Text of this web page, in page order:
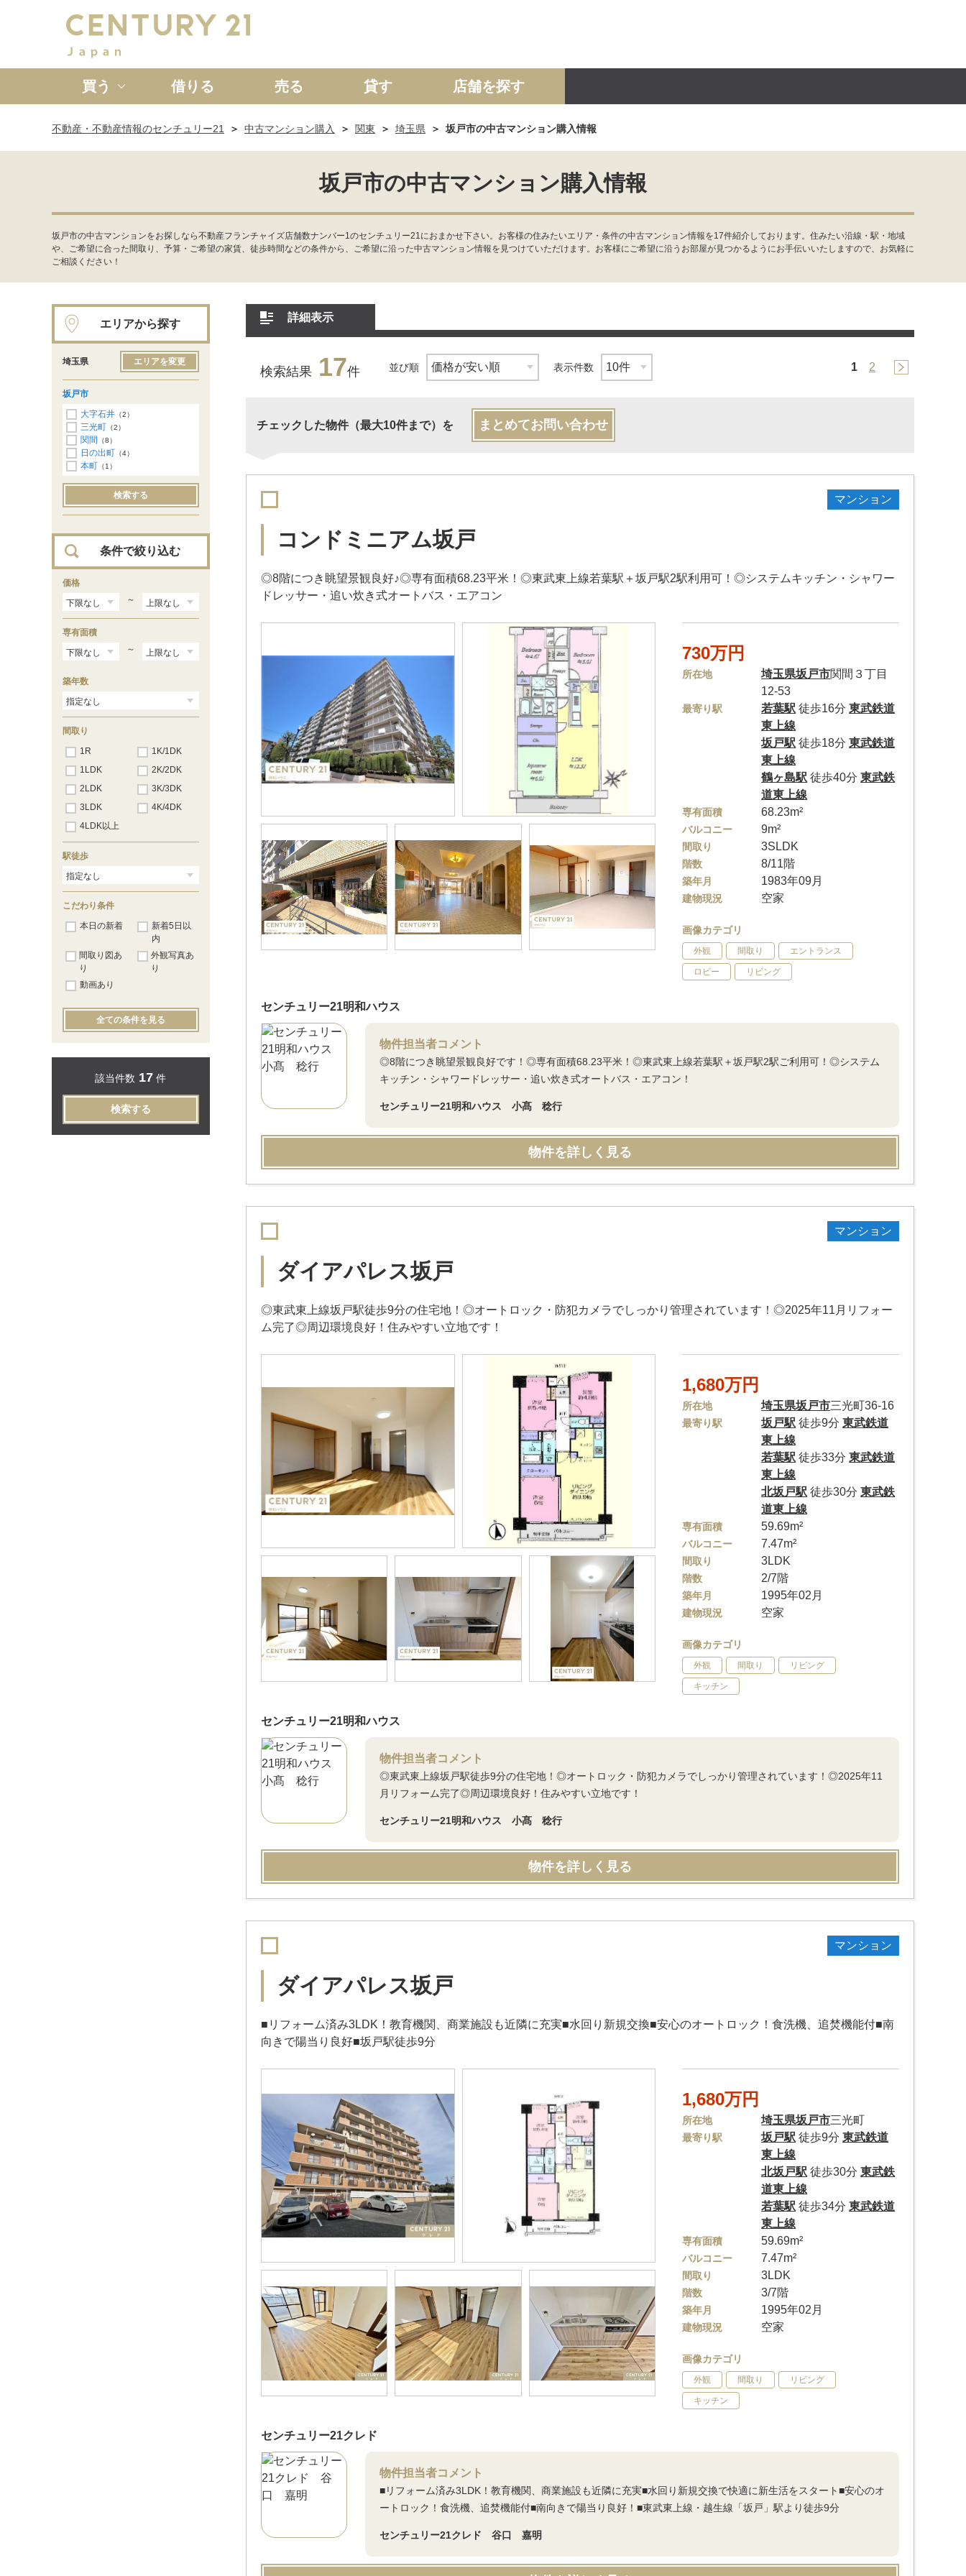
買う
新築一戸建て 中古一戸建て マンション 土地 事業投資用
借りる 売る 貸す 店舗を探す
不動産・不動産情報のセンチュリー21 中古マンション購入 関東 埼玉県 坂戸市の中古マンション購入情報
坂戸市の中古マンション購入情報
坂戸市の中古マンションをお探しなら不動産フランチャイズ店舗数ナンバー1のセンチュリー21におまかせ下さい。お客様の住みたいエリア・条件の中古マンション情報を17件紹介しております。住みたい沿線・駅・地域
や、ご希望に合った間取り、予算・ご希望の家賃、徒歩時間などの条件から、ご希望に沿った中古マンション情報を見つけていただけます。お客様にご希望に沿うお部屋が見つかるようにお手伝いいたしますので、お気軽に
ご相談ください！
詳細表示
検索結果 17件 並び順 表示件数 1 2
チェックした物件（最大10件まで）を まとめてお問い合わせ
マンション
コンドミニアム坂戸
◎8階につき眺望景観良好♪◎専有面積68.23平米！◎東武東上線若葉駅＋坂戸駅2駅利用可！◎システムキッチン・シャワー
ドレッサー・追い炊き式オートバス・エアコン
730万円
所在地 埼玉県坂戸市関間３丁目
12-53
最寄り駅 若葉駅 徒歩16分東武鉄道
東上線
坂戸駅 徒歩18分東武鉄道
東上線
鶴ヶ島駅 徒歩40分東武鉄
道東上線
専有面積 68.23m²
バルコニー 9m²
間取り 3SLDK
階数 8/11階
築年月 1983年09月
建物現況 空家
画像カテゴリ
外観 間取り エントランス
ロビー リビング
センチュリー21明和ハウス
物件担当者コメント
◎8階につき眺望景観良好です！◎専有面積68.23平米！◎東武東上線若葉駅＋坂戸駅2駅ご利用可！◎システム
キッチン・シャワードレッサー・追い炊き式オートバス・エアコン！
センチュリー21明和ハウス 小髙 稔行
物件を詳しく見る
マンション
ダイアパレス坂戸
◎東武東上線坂戸駅徒歩9分の住宅地！◎オートロック・防犯カメラでしっかり管理されています！◎2025年11月リフォー
ム完了◎周辺環境良好！住みやすい立地です！
1,680万円
所在地 埼玉県坂戸市三光町36-16
最寄り駅 坂戸駅 徒歩9分東武鉄道
東上線
若葉駅 徒歩33分東武鉄道
東上線
北坂戸駅 徒歩30分東武鉄
道東上線
専有面積 59.69m²
バルコニー 7.47m²
間取り 3LDK
階数 2/7階
築年月 1995年02月
建物現況 空家
画像カテゴリ
外観 間取り リビング
キッチン
センチュリー21明和ハウス
物件担当者コメント
◎東武東上線坂戸駅徒歩9分の住宅地！◎オートロック・防犯カメラでしっかり管理されています！◎2025年11
月リフォーム完了◎周辺環境良好！住みやすい立地です！
センチュリー21明和ハウス 小髙 稔行
物件を詳しく見る
マンション
ダイアパレス坂戸
■リフォーム済み3LDK！教育機関、商業施設も近隣に充実■水回り新規交換■安心のオートロック！食洗機、追焚機能付■南
向きで陽当り良好■坂戸駅徒歩9分
1,680万円
所在地 埼玉県坂戸市三光町
最寄り駅 坂戸駅 徒歩9分東武鉄道
東上線
北坂戸駅 徒歩30分東武鉄
道東上線
若葉駅 徒歩34分東武鉄道
東上線
専有面積 59.69m²
バルコニー 7.47m²
間取り 3LDK
階数 3/7階
築年月 1995年02月
建物現況 空家
画像カテゴリ
外観 間取り リビング
キッチン
センチュリー21クレド
物件担当者コメント
■リフォーム済み3LDK！教育機関、商業施設も近隣に充実■水回り新規交換で快適に新生活をスタート■安心のオ
ートロック！食洗機、追焚機能付■南向きで陽当り良好！■東武東上線・越生線「坂戸」駅より徒歩9分
センチュリー21クレド 谷口 嘉明
エリアから探す
埼玉県 エリアを変更
坂戸市
大字石井 （2）
三光町 （2）
関間 （8）
日の出町 （4）
本町 （1）
検索する
条件で絞り込む
価格
～
専有面積
～
築年数
間取り
1R
1K/1DK
1LDK
2K/2DK
2LDK
3K/3DK
3LDK
4K/4DK
4LDK以上
駅徒歩
こだわり条件
本日の新着
新着5日以
内
間取り図あ
り
外観写真あ
り
動画あり
全ての条件を見る
該当件数 17 件
検索する